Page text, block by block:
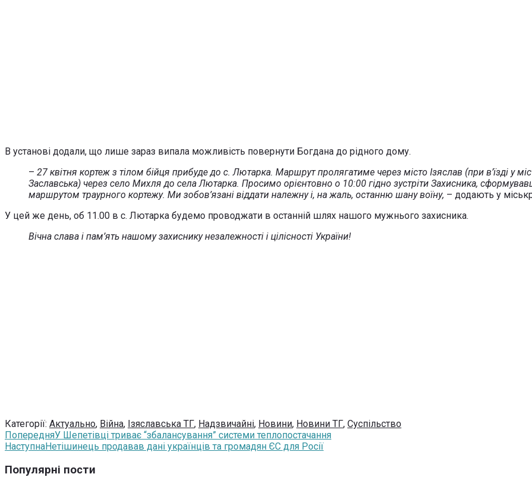
В установі додали, що лише зараз випала можливість повернути Богдана до рідного дому.
– 27 квітня кортеж з тілом бійця прибуде до с. Лютарка. Маршрут пролягатиме через місто Ізяслав (при в’їзді у
Заславська) через село Михля до села Лютарка. Просимо орієнтовно о 10:00 гідно зустріти Захисника,
маршрутом траурного кортежу. Ми зобов’язані віддати належну і, на жаль, останню шану воїну, – додають у
У цей же день, об 11.00 в с. Лютарка будемо проводжати в останній шлях нашого мужнього захисника.
Вічна слава і пам’ять нашому захиснику незалежності і цілісності України!
Категорії: Актуально, Війна, Ізяславська ТГ, Надзвичайні, Новини, Новини ТГ, Суспільство
ПопередняУ Шепетівці триває “збалансування” системи теплопостачання
НаступнаНетішинець продавав дані українців та громадян ЄС для Росії
Популярні пости